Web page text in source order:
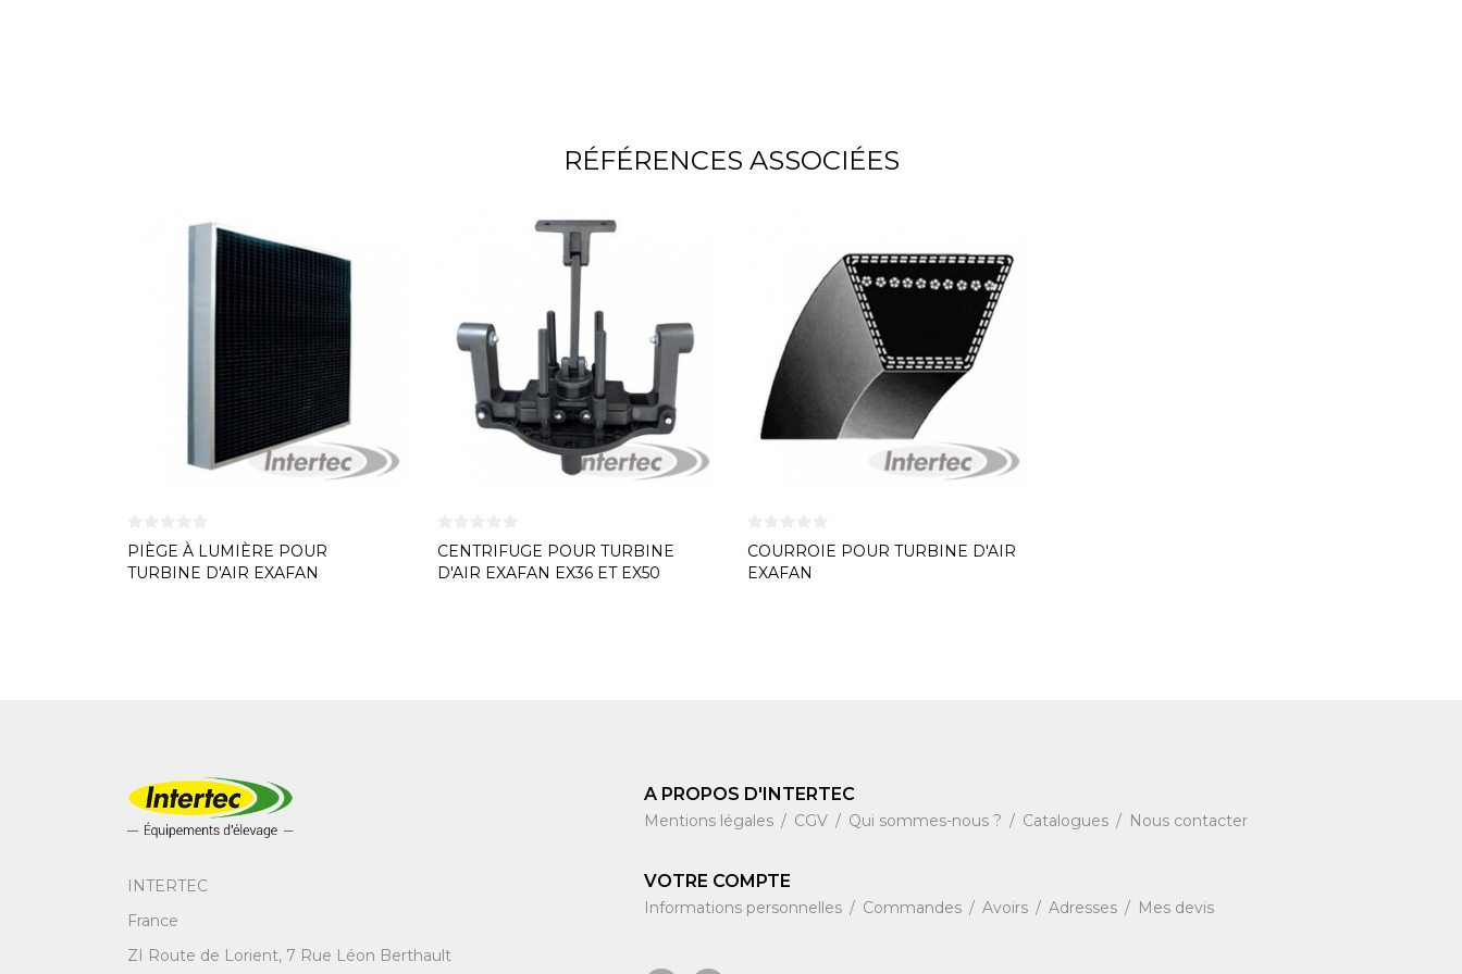
RÉFÉRENCES ASSOCIÉES
PIÈGE À LUMIÈRE POUR
TURBINE D'AIR EXAFAN
CENTRIFUGE POUR TURBINE
D'AIR EXAFAN EX36 ET EX50
COURROIE POUR TURBINE D'AIR
EXAFAN
INTERTEC
France
ZI Route de Lorient, 7 Rue Léon Berthault
A PROPOS D'INTERTEC
Mentions légales CGV Qui sommes-nous ? Catalogues Nous contacter
VOTRE COMPTE
Informations personnelles Commandes Avoirs Adresses Mes devis